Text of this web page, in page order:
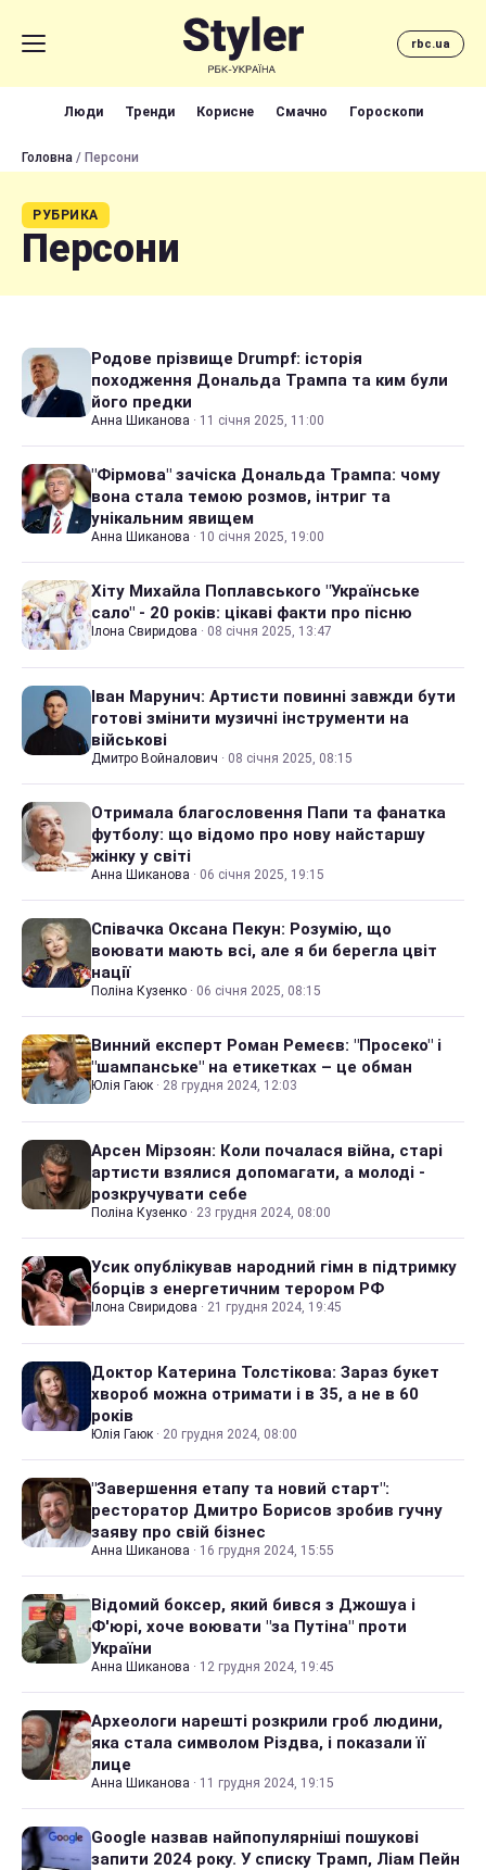
rbc.ua
Люди Тренди Корисне Смачно Гороскопи
Головна / Персони
РУБРИКА
Персони
Родове прізвище Drumpf: історія
походження Дональда Трампа та ким були
його предки
Анна Шиканова · 11 січня 2025, 11:00
"Фірмова" зачіска Дональда Трампа: чому
вона стала темою розмов, інтриг та
унікальним явищем
Анна Шиканова · 10 січня 2025, 19:00
Хіту Михайла Поплавського "Українське
сало" - 20 років: цікаві факти про пісню
Ілона Свиридова · 08 січня 2025, 13:47
Іван Марунич: Артисти повинні завжди бути
готові змінити музичні інструменти на
військові
Дмитро Войналович · 08 січня 2025, 08:15
Отримала благословення Папи та фанатка
футболу: що відомо про нову найстаршу
жінку у світі
Анна Шиканова · 06 січня 2025, 19:15
Співачка Оксана Пекун: Розумію, що
воювати мають всі, але я би берегла цвіт
нації
Поліна Кузенко · 06 січня 2025, 08:15
Винний експерт Роман Ремеєв: "Просеко" і
"шампанське" на етикетках – це обман
Юлія Гаюк · 28 грудня 2024, 12:03
Арсен Мірзоян: Коли почалася війна, старі
артисти взялися допомагати, а молоді -
розкручувати себе
Поліна Кузенко · 23 грудня 2024, 08:00
Усик опублікував народний гімн в підтримку
борців з енергетичним терором РФ
Ілона Свиридова · 21 грудня 2024, 19:45
Доктор Катерина Толстікова: Зараз букет
хвороб можна отримати і в 35, а не в 60
років
Юлія Гаюк · 20 грудня 2024, 08:00
"Завершення етапу та новий старт":
ресторатор Дмитро Борисов зробив гучну
заяву про свій бізнес
Анна Шиканова · 16 грудня 2024, 15:55
Відомий боксер, який бився з Джошуа і
Ф'юрі, хоче воювати "за Путіна" проти
України
Анна Шиканова · 12 грудня 2024, 19:45
Археологи нарешті розкрили гроб людини,
яка стала символом Різдва, і показали її
лице
Анна Шиканова · 11 грудня 2024, 19:15
Google назвав найпопулярніші пошукові
запити 2024 року. У списку Трамп, Ліам Пейн